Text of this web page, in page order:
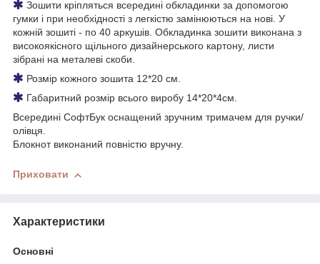
Зошити кріпляться всередині обкладинки за допомогою
гумки і при необхідності з легкістю замінюються на нові. У
кожній зошиті - по 40 аркушів. Обкладинка зошити виконана з
високоякісного щільного дизайнерського картону, листи
зібрані на металеві скоби.
Розмір кожного зошита 12*20 см.
Габаритний розмір всього виробу 14*20*4см.
Всередині СофтБук оснащений зручним тримачем для ручки/
олівця.
Блокнот виконаний повністю вручну.
Приховати
Характеристики
Основні